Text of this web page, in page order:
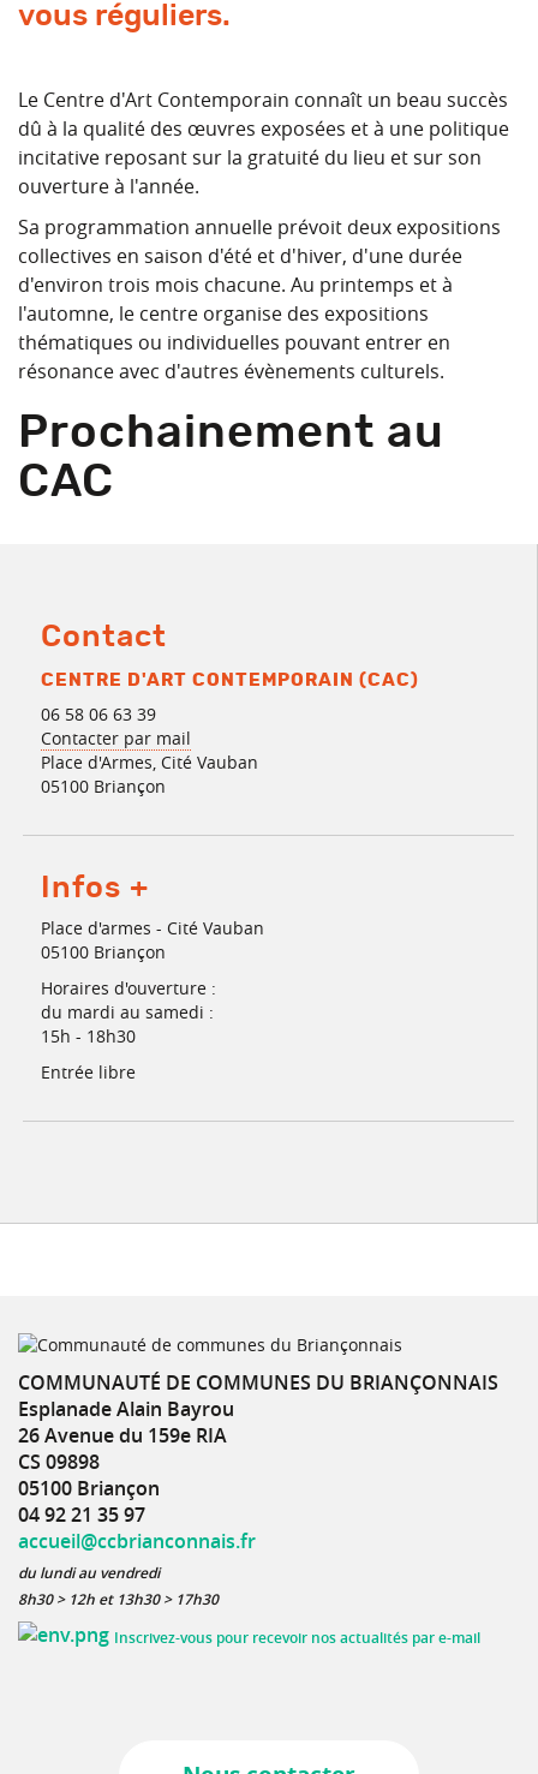
vous réguliers.
Le Centre d'Art Contemporain connaît un beau succès
dû à la qualité des œuvres exposées et à une politique
incitative reposant sur la gratuité du lieu et sur son
ouverture à l'année.
Sa programmation annuelle prévoit deux expositions
collectives en saison d'été et d'hiver, d'une durée
d'environ trois mois chacune. Au printemps et à
l'automne, le centre organise des expositions
thématiques ou individuelles pouvant entrer en
résonance avec d'autres évènements culturels.
Prochainement au
CAC
Contact
CENTRE D'ART CONTEMPORAIN (CAC)
06 58 06 63 39
Contacter par mail
Place d'Armes, Cité Vauban
05100 Briançon
Infos +
Place d'armes - Cité Vauban
05100 Briançon
Horaires d'ouverture :
du mardi au samedi :
15h - 18h30
Entrée libre
COMMUNAUTÉ DE COMMUNES DU BRIANÇONNAIS
Esplanade Alain Bayrou
26 Avenue du 159e RIA
CS 09898
05100 Briançon
04 92 21 35 97
accueil@ccbrianconnais.fr
du lundi au vendredi
8h30 > 12h et 13h30 > 17h30
Inscrivez-vous pour recevoir nos actualités par e-mail